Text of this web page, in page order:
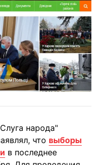
народа"
что выборы
в последнее